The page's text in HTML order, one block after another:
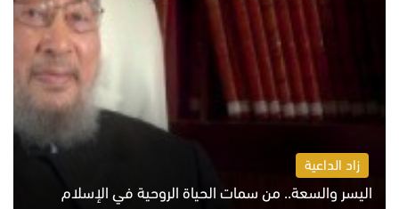
زاد الداعية
اليسر والسعة.. من سمات الحياة الروحية في الإسلام